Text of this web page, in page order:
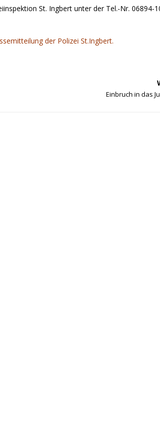
St. Ingbert unter der Tel.-Nr. 06894-
der Polizei St.Ingbert.
Einbruch in das